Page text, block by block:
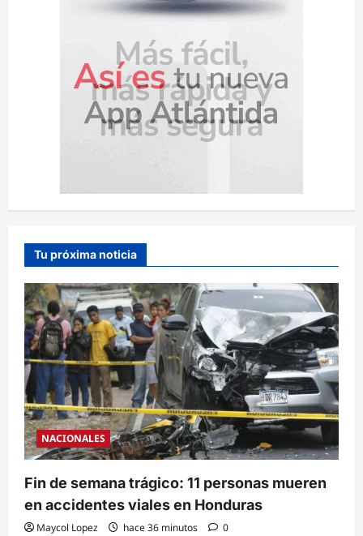
Tu próxima noticia
NACIONALES
Fin de semana trágico: 11 personas mueren
en accidentes viales en Honduras
Maycol Lopez hace 36 minutos 0